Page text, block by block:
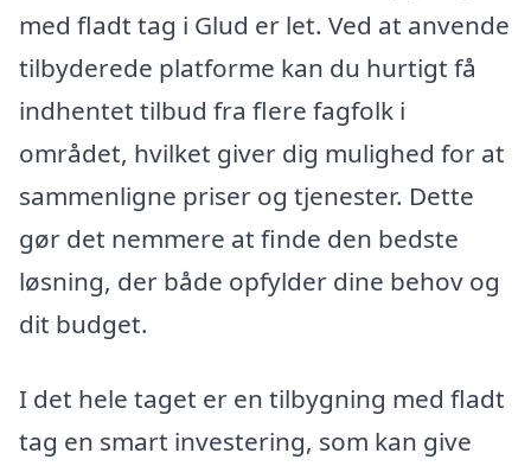
med fladt tag i Glud er let. Ved at anvende
tilbyderede platforme kan du hurtigt få
indhentet tilbud fra flere fagfolk i
området, hvilket giver dig mulighed for at
sammenligne priser og tjenester. Dette
gør det nemmere at finde den bedste
løsning, der både opfylder dine behov og
dit budget.
I det hele taget er en tilbygning med fladt
tag en smart investering, som kan give